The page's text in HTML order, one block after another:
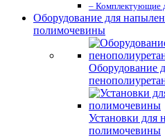
– Комплектующие
Оборудование для
полимочевины
Оборудование
Установки
полимочевины